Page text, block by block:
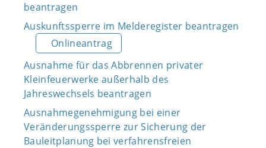
beantragen
Auskunftssperre im Melderegister beantragen
Onlineantrag
Ausnahme für das Abbrennen privater
Kleinfeuerwerke außerhalb des
Jahreswechsels beantragen
Ausnahmegenehmigung bei einer
Veränderungssperre zur Sicherung der
Bauleitplanung bei verfahrensfreien